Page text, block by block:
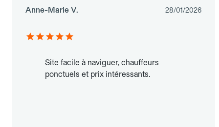
Anne-Marie V. 28/01/2026
Site facile à naviguer, chauffeurs
ponctuels et prix intéressants.